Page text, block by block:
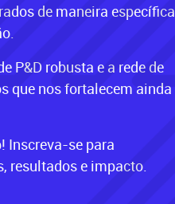
de maneira específica
P&D robusta e a rede de
que nos fortalecem ainda
Inscreva-se para
resultados e impacto.